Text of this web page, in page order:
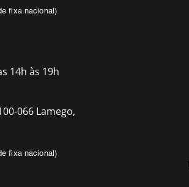
fixa nacional)
14h às 19h
066 Lamego,
fixa nacional)